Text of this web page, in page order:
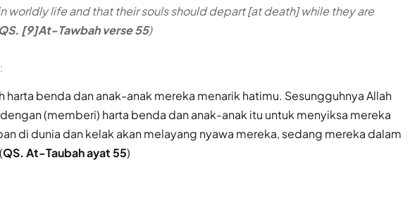
worldly life and that their souls should depart [at death] while they are
[9]At-Tawbah verse 55)
harta benda dan anak-anak mereka menarik hatimu. Sesungguhnya Allah
(memberi) harta benda dan anak-anak itu untuk menyiksa mereka
di dunia dan kelak akan melayang nyawa mereka, sedang mereka dalam
QS. At-Taubah ayat 55)